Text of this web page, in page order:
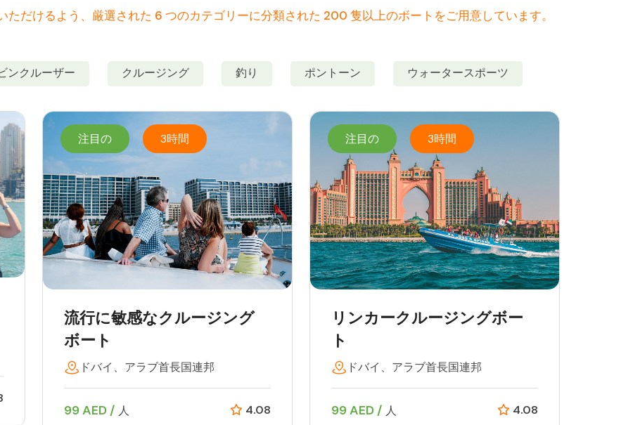
ただけるよう、厳選された 6 つのカテゴリーに分類された 200 隻以上のボートをご用意しています。
ンクルーザー クルージング 釣り ポントーン ウォータースポーツ
注目の 3時間
流行に敏感なクルージング
ボート
ドバイ、アラブ首長国連邦
99 AED / 人 4.08
注目の 3時間
リンカークルージングボー
ト
ドバイ、アラブ首長国連邦
99 AED / 人 4.08